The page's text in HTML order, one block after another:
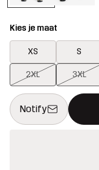
Kies je maat
XS S
2XL 3XL
Notify
Deze knop opent
{{size}} niet